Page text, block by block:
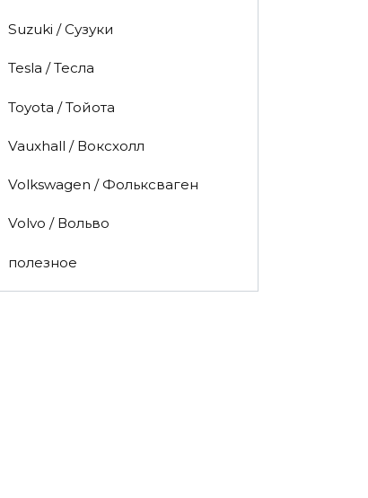
Suzuki / Сузуки
Tesla / Тесла
Toyota / Тойота
Vauxhall / Воксхолл
Volkswagen / Фольксваген
Volvo / Вольво
полезное